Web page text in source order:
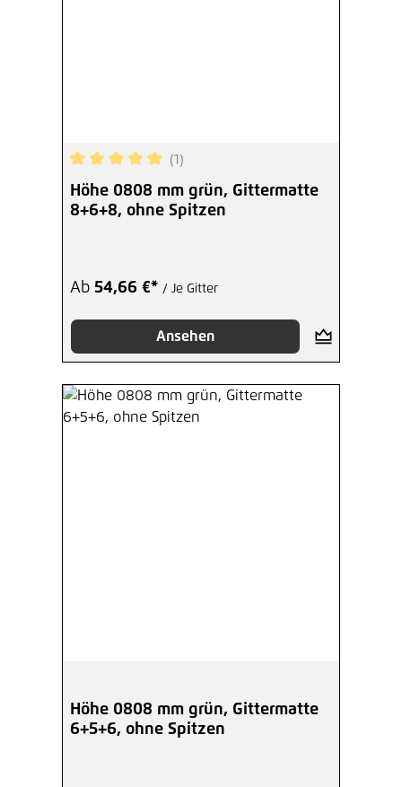
Durchschnittliche Bewertung von 5 von 5
(1)
Höhe 0808 mm grün, Gittermatte
8+6+8, ohne Spitzen
Ab 54,66 €* / Je Gitter
Ansehen
Höhe 0808 mm grün, Gittermatte
6+5+6, ohne Spitzen